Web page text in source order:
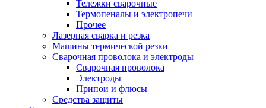
Тележки сварочные
Термопеналы и электропечи
Прочее
Лазерная сварка и резка
Машины термической резки
Сварочная проволока и электроды
Сварочная проволока
Электроды
Припои и флюсы
Средства защиты